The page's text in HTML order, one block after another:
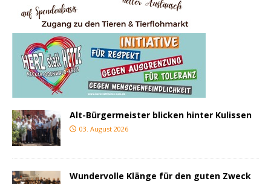
Alt-Bürgermeister blicken hinter Kulissen
03. August 2026
Wundervolle Klänge für den guten Zweck